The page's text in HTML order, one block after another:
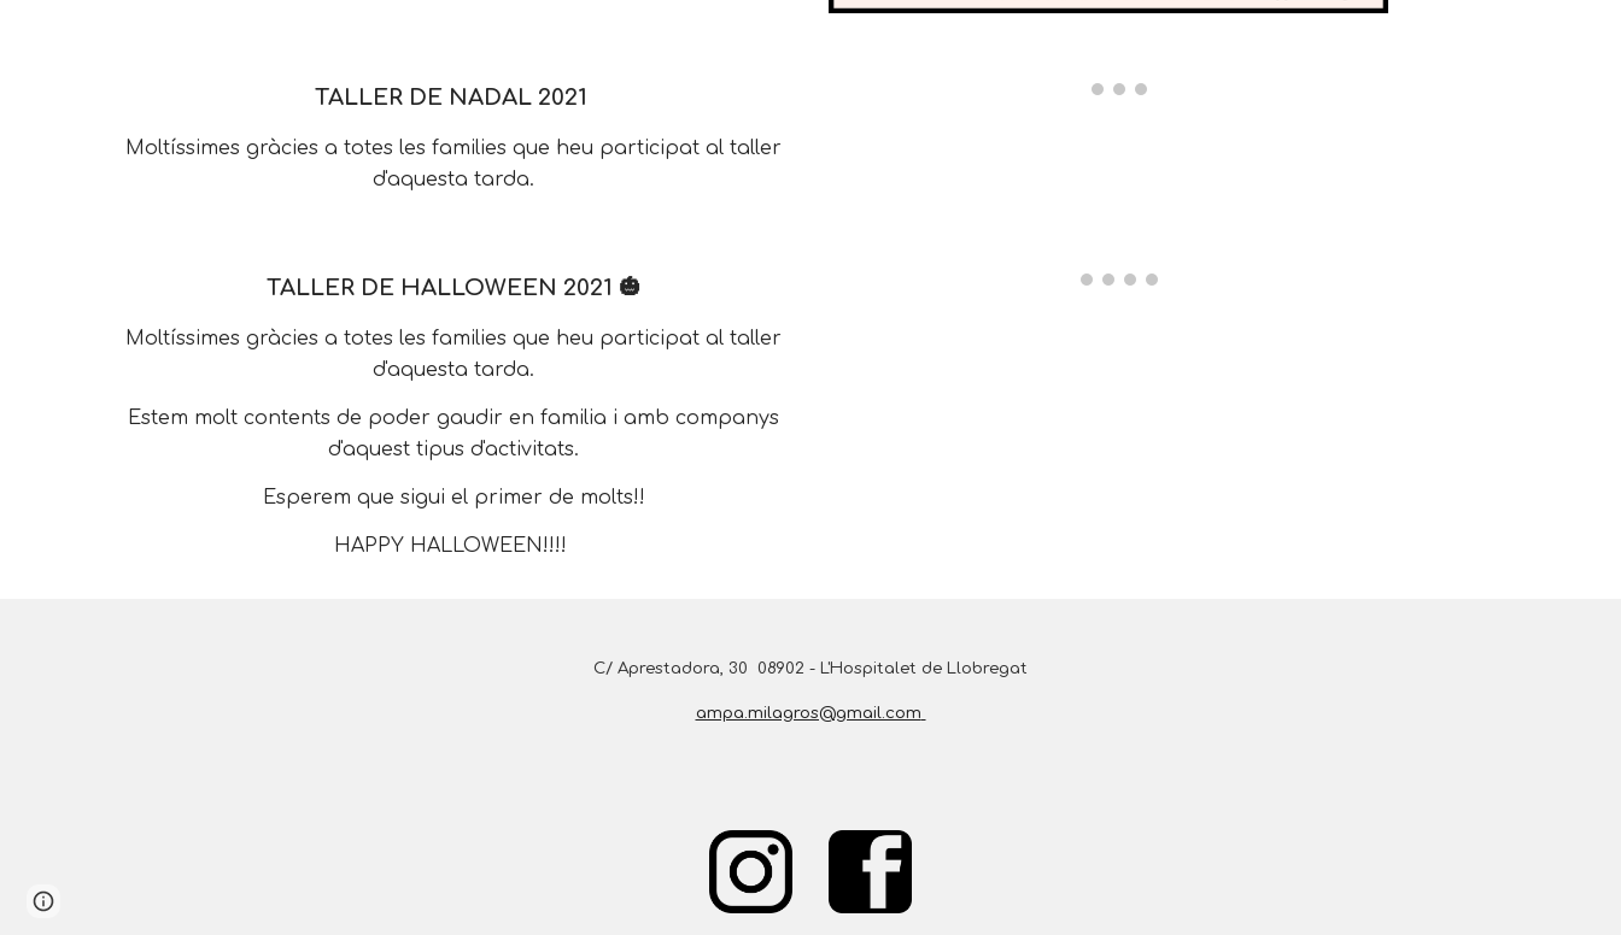
TALLER DE NADAL 2021
Moltíssimes gràcies a totes les families que heu participat al taller
d'aquesta tarda.
TALLER DE HALLOWEEN 2021 🎃
Moltíssimes gràcies a totes les families que heu participat al taller
d'aquesta tarda.
Estem molt contents de poder gaudir en familia i amb companys
d'aquest tipus d'activitats.
Esperem que sigui el primer de molts!!
HAPPY HALLOWEEN!!!!
C/ Aprestadora, 30 08902 - L'Hospitalet de Llobregat
ampa.milagros@gmail.com